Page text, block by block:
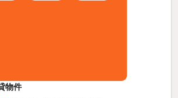
物件